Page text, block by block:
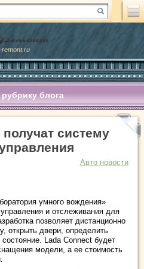
блога
систему
Авто новости
умного вождения»
и отслеживания для
позволяет дистанционно
открыть двери, определить
Lada Connect будет
модели, а ее стоимость